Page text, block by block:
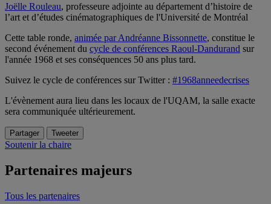
Joëlle Rouleau, professeure adjointe au département d’histoire de
l’art et d’études cinématographiques de l'Université de Montréal
Cette table ronde, animée par Andréanne Bissonnette, constitue le
second événement du cycle de conférences Raoul-Dandurand sur
l'année 1968 et ses conséquences 50 ans plus tard.
Suivez le cycle de conférences sur Twitter : #1968anneedecrises
L'évènement aura lieu dans les locaux de l'UQAM, la salle exacte
sera communiquée ultérieurement.
Partager Tweeter
Soutenir la chaire
Partenaires majeurs
Tous les partenaires